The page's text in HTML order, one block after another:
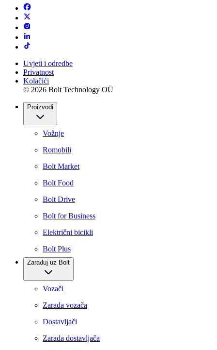
Uvjeti i odredbe
Privatnost
Kolačići
© 2026 Bolt Technology OÜ
Proizvodi
Vožnje
Romobili
Bolt Market
Bolt Food
Bolt Drive
Bolt for Business
Električni bicikli
Bolt Plus
Zarađuj uz Bolt
Vozači
Zarada vozača
Dostavljači
Zarada dostavljača